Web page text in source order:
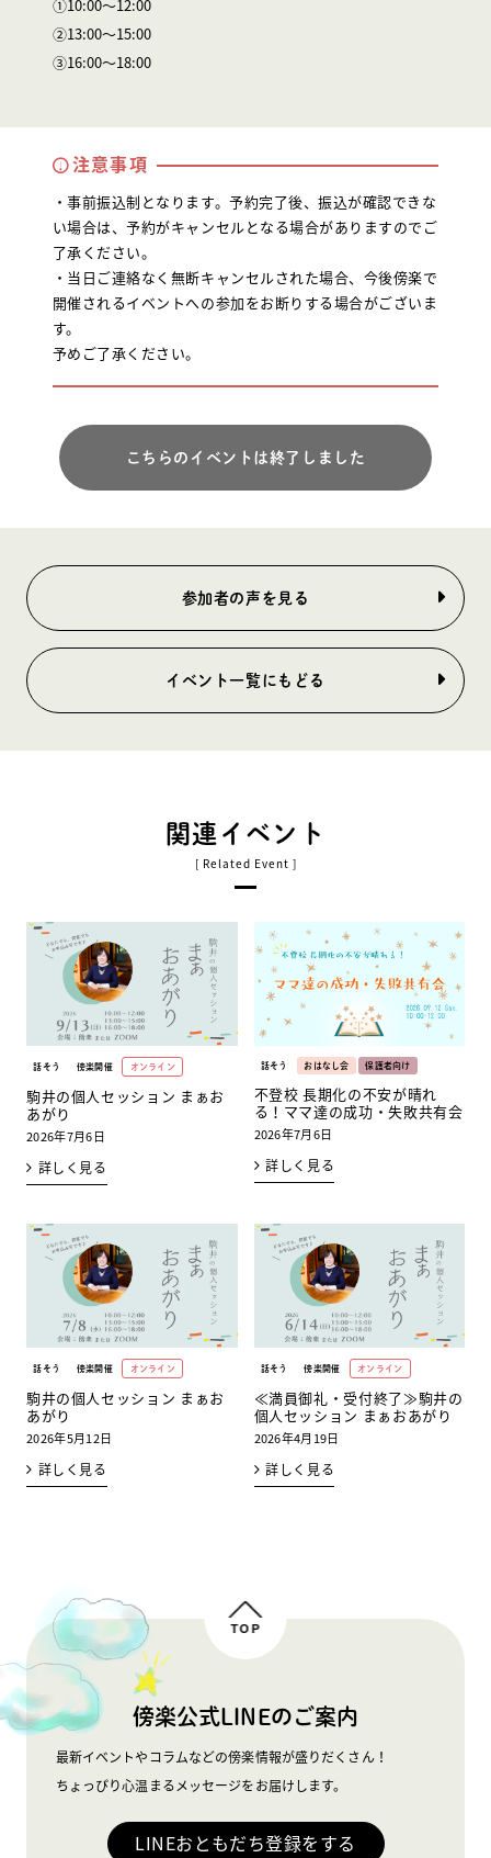
①10:00〜12:00
②13:00〜15:00
③16:00～18:00
注意事項
・事前振込制となります。予約完了後、振込が確認できな
い場合は、予約がキャンセルとなる場合がありますのでご
了承ください。
・当日ご連絡なく無断キャンセルされた場合、今後傍楽で
開催されるイベントへの参加をお断りする場合がございま
す。
予めご了承ください。
こちらのイベントは終了しました
参加者の声を見る
イベント一覧にもどる
関連イベント
話そう 傍楽開催 オンライン
駒井の個人セッション まぁお
あがり
2026年7月6日
詳しく見る
話そう おはなし会 保護者向け
不登校 長期化の不安が晴れ
る！ママ達の成功・失敗共有会
2026年7月6日
詳しく見る
話そう 傍楽開催 オンライン
駒井の個人セッション まぁお
あがり
2026年5月12日
詳しく見る
話そう 傍楽開催 オンライン
≪満員御礼・受付終了≫駒井の
個人セッション まぁおあがり
2026年4月19日
詳しく見る
TOP
傍楽公式LINEのご案内
最新イベントやコラムなどの傍楽情報が盛りだくさん！
ちょっぴり心温まるメッセージをお届けします。
LINEおともだち登録をする